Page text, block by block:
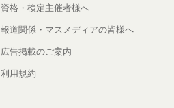
資格・検定主催者様へ
報道関係・マスメディアの皆様へ
広告掲載のご案内
利用規約